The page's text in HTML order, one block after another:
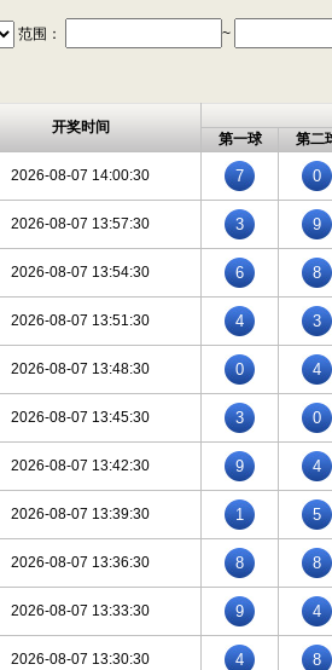
范围： ~
开奖时间
第一球 第二
2026-08-07 14:00:30 7 0
2026-08-07 13:57:30 3 9
2026-08-07 13:54:30 6 8
2026-08-07 13:51:30 4 3
2026-08-07 13:48:30 0 4
2026-08-07 13:45:30 3 0
2026-08-07 13:42:30 9 4
2026-08-07 13:39:30 1 5
2026-08-07 13:36:30 8 8
2026-08-07 13:33:30 9 4
2026-08-07 13:30:30 4 8